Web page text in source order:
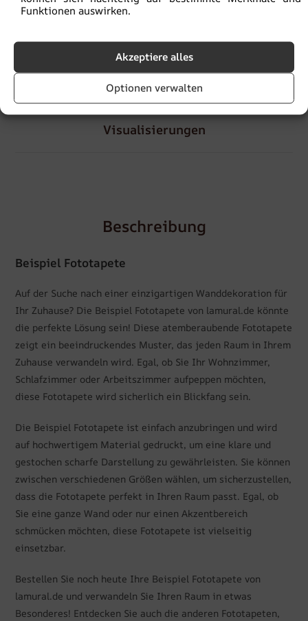
Funktionen auswirken.
Akzeptiere alles
Optionen verwalten
können. Außerdem verfügt es über eine Zoomfunktion zur
Artikelnummer:
Visualisierungen
Beschreibung
Beispiel Fototapete
Auf der Suche nach einer einzigartigen Wanddekoration für
Ihr Zuhause? Die Beispiel Fototapete von lamural.de könnte
die perfekte Lösung sein! Diese atemberaubende Fototapete
zeigt ein beeindruckendes Muster, das jeden Raum in Ihrem
Zuhause verwandeln wird. Egal, ob Sie Ihr Wohnzimmer,
Schlafzimmer oder Arbeitszimmer aufpeppen möchten,
diese Fototapete wird sicherlich ein Blickfang sein.
Die Beispiel Fototapete ist einfach anzubringen und wird
auf hochwertigem Material gedruckt, um eine klare und
gestochen scharfe Darstellung zu gewährleisten. Sie können
zwischen verschiedenen Größen wählen, um sicherzustellen,
dass die Fototapete perfekt in Ihren Raum passt. Egal, ob
Sie eine ganze Wand oder nur einen Akzentbereich
schmücken möchten, diese Fototapete ist vielseitig
einsetzbar.
Bestellen Sie noch heute Ihre Beispiel Fototapete von
lamural.de und verwandeln Sie Ihren Raum in etwas
Besonderes! Entdecken Sie auch die anderen Fototapeten,